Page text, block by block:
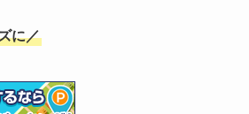
に／